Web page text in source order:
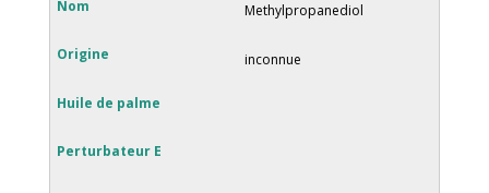
Methylpropanediol
inconnue